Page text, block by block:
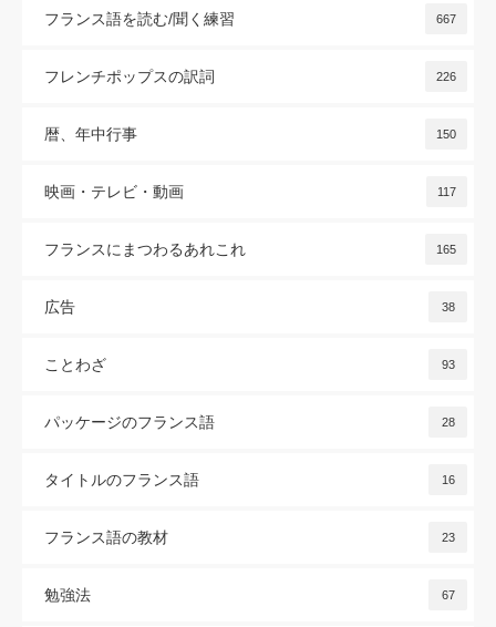
フランス語を読む/聞く練習 667
フレンチポップスの訳詞 226
暦、年中行事 150
映画・テレビ・動画 117
フランスにまつわるあれこれ 165
広告 38
ことわざ 93
パッケージのフランス語 28
タイトルのフランス語 16
フランス語の教材 23
勉強法 67